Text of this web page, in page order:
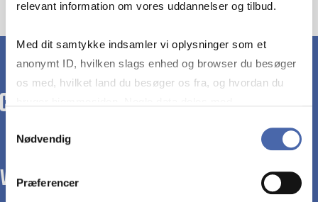
relevant information om vores uddannelser og tilbud.
Med dit samtykke indsamler vi oplysninger som et
anonymt ID, hvilken slags enhed og browser du besøger
os med, hvilket land du besøger os fra, og hvordan du
markedsføring. Du bestemmer selv - og kan altid trække
Nødvendig
Præferencer
WE TRANSFORM SOCIETY WITH BUSINESS.